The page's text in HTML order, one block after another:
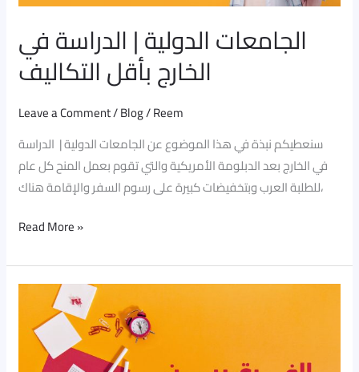
الجامعات الدولية | الدراسة في
الخارج بأقل التكاليف
Leave a Comment/Blog/Reem
سنعطيكم نبذة في هذا الموضوع عن الجامعات الدولية | الدراسة
في الخارج بعد الدبلومة الأمريكية والتي تقوم بعمل المنح كل عام
للطلبة العرب وبتخفيضات كبيرة على رسوم السفر والإقامة هناك،
Read More »
تريد
معرفته